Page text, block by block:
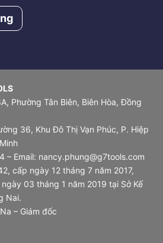
Phường Tân Biên, Biên Hòa, Đồng
36, Khu Đô Thị Vạn Phúc, P. Hiệp
– Email: nancy.phung@g7tools.com
cấp ngày 12 tháng 7 năm 2017,
03 tháng 1 năm 2019 tại Sở Kế
Nai.
– Giám đốc